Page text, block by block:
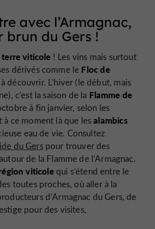
avec l’Armagnac,
brun du Gers !
terre viticole ! Les vins mais surtout
dérivés comme le Floc de
découvrir. L’hiver (le début, mais
c’est la saison de la Flamme de
à fin janvier, selon les
à ce moment là que lesalambics
eau de vie. Consultez
du Gerspour trouver des
de la Flamme de l’Armagnac.
viticole qui s’étend entre le
toutes proches, où aller à la
d’Armagnac du Gers, de
pour des visites,